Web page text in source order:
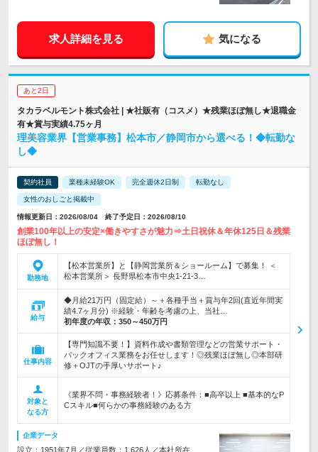
求人詳細を見る 気になる
あと2日
タカラベルモント株式会社 | ★社販有（コスメ）★残業ほぼ無し★退職金
有★賞与実績4.75ヶ月
理美容業界【営業事務】松本市／静岡市から選べる！◆転勤な
し◆
契約社員 業種未経験OK 完全週休2日制 転勤なし
女性のおしごと掲載中
情報更新日：2026/08/04 終了予定日：2026/08/10
創業100年以上の安定×働きやすさが魅力⇒土日祝休＆年休125日＆残業
ほぼ無し！
勤務地
【松本営業所】と【静岡営業所＆ショールーム】で募集！ ＜
松本営業所＞ 長野県松本市中央1-21-3…
給与
◆月給21万円（固定給）～＋各種手当＋賞与年2回(直近年間実
績4.7ヶ月分) ※経験・年齢を考慮の上、当社…
初年度の年収： 350～450万円
仕事内容
【専門知識不要！】資料作成や書類管理などの営業サポート・
バックオフィス業務をお任せします！◎残業ほぼ無し◎本部研
修＋OJTの手厚いサポート♪
対象と
なる方
《業界不問・事務経験者！》応募条件：■高卒以上 ■基本的なP
Cスキル■何らかの事務経験のある方
企業データ
設立：1951年7月／従業員数：1,626人／本社所在